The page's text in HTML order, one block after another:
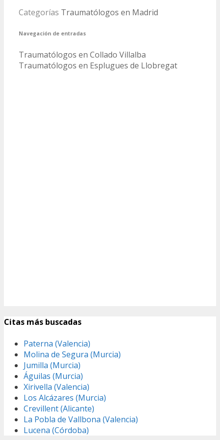
Categorías Traumatólogos en Madrid
Navegación de entradas
Traumatólogos en Collado Villalba
Traumatólogos en Esplugues de Llobregat
Citas más buscadas
Paterna (Valencia)
Molina de Segura (Murcia)
Jumilla (Murcia)
Águilas (Murcia)
Xirivella (Valencia)
Los Alcázares (Murcia)
Crevillent (Alicante)
La Pobla de Vallbona (Valencia)
Lucena (Córdoba)